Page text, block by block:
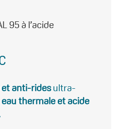
95 à l’acide
anti-ridesultra-
eau thermale et acide